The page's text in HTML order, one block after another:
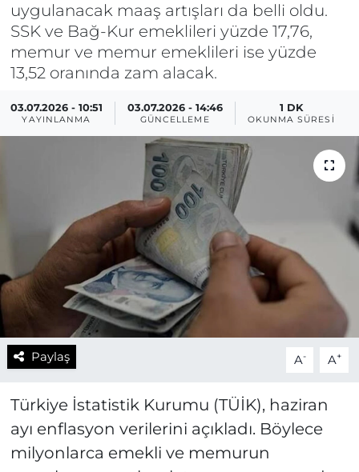
uygulanacak maaş artışları da belli oldu.
SSK ve Bağ-Kur emeklileri yüzde 17,76,
memur ve memur emeklileri ise yüzde
13,52 oranında zam alacak.
03.07.2026 - 10:51
YAYINLANMA
03.07.2026 - 14:46
GÜNCELLEME
1 DK
OKUNMA SÜRESI
Paylaş A- A+
Türkiye İstatistik Kurumu (TÜİK), haziran
ayı enflasyon verilerini açıkladı. Böylece
milyonlarca emekli ve memurun